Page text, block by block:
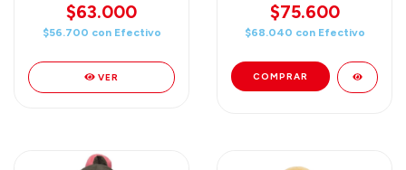
$63.000
$56.700 con Efectivo
VER
$75.600
$68.040 con Efectivo